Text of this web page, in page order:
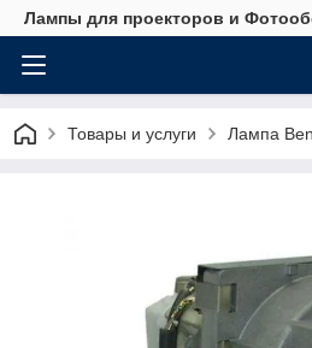
Лампы для проекторов и
Товары и услуги Лампа